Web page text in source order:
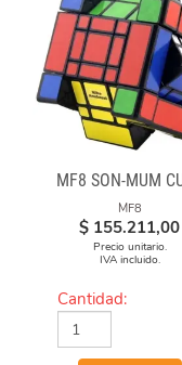
MF8 SON-MUM
MF8
$ 155.211,00
Precio unitario.
IVA incluido.
Cantidad: